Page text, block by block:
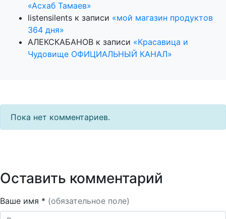
«Асхаб Тамаев»
listensilents к записи «мой магазин продуктов
364 дня»
АЛЕКСКАБАНОВ к записи «Красавица и
Чудовище ОФИЦИАЛЬНЫЙ КАНАЛ»
Пока нет комментариев.
Оставить комментарий
Ваше имя * (обязательное поле)